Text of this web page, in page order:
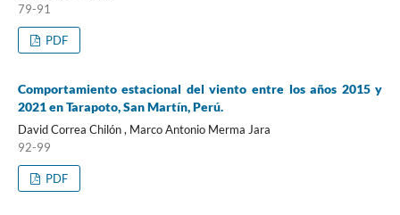
79-91
PDF
Comportamiento estacional del viento entre los años 2015 y
2021 en Tarapoto, San Martín, Perú.
David Correa Chilón , Marco Antonio Merma Jara
92-99
PDF